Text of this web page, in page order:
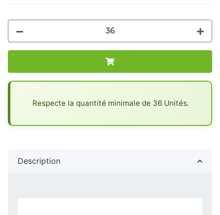
Respecte la quantité minimale de 36 Unités.
Description